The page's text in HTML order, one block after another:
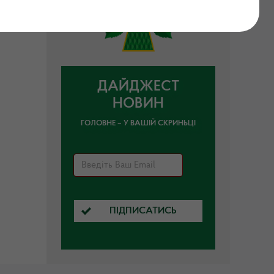
ДАЙДЖЕСТ
НОВИН
ГОЛОВНЕ – У ВАШІЙ СКРИНЬЦІ
ПІДПИСАТИСЬ